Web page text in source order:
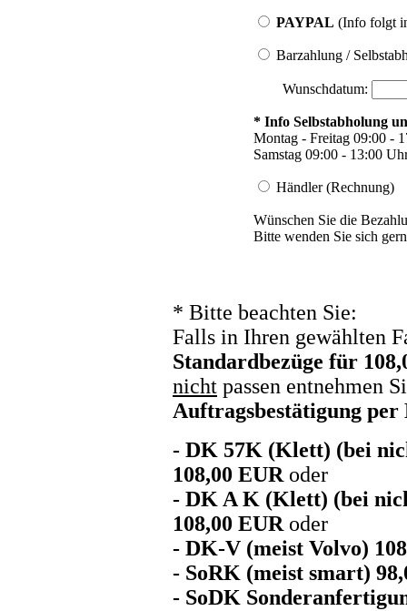
PAYPAL (Info folgt
Barzahlung /
Wunschdatum:
* Info Selbstabholung
Montag - Freitag 09:00 -
Samstag 09:00 - 13:00
Händler (Rechnung)
Wünschen Sie die
Bitte wenden Sie sich
* Bitte beachten Sie:
Falls in Ihren gewählten
Standardbezüge für
nicht passen entnehmen
Auftragsbestätigung
- DK 57K (Klett) (bei
108,00 EUR oder
- DK A K (Klett) (bei
108,00 EUR oder
- DK-V (meist Volvo)
- SoRK (meist smart)
- SoDK